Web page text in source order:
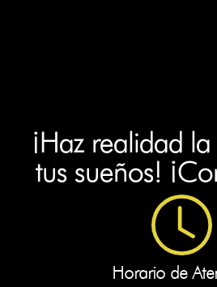
¡Haz realidad
tus sueños!
Horario de